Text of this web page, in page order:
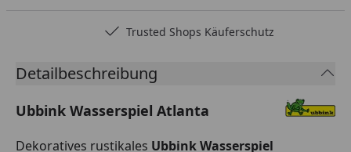
Trusted Shops Käuferschutz
Detailbeschreibung
Ubbink Wasserspiel Atlanta
Dekoratives rustikales Ubbink Wasserspiel